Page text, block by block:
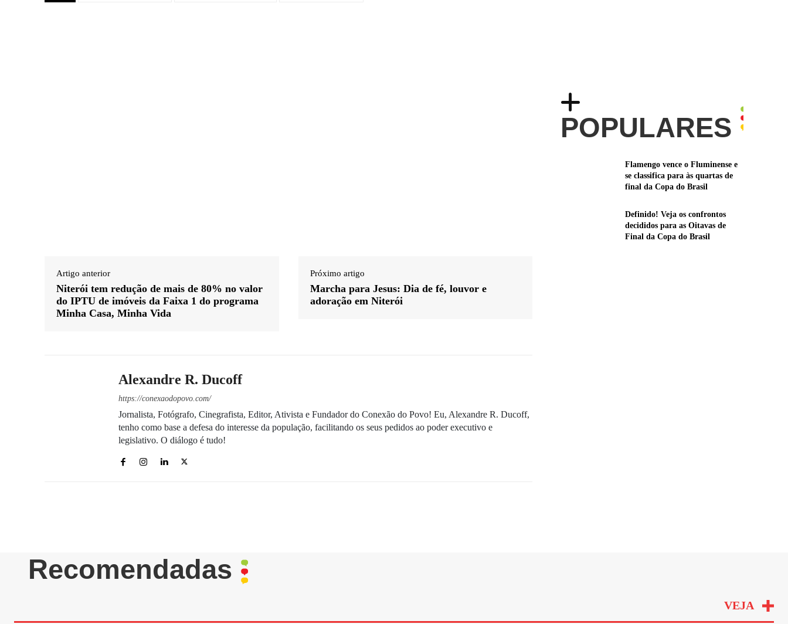
Artigo anterior
Niterói tem redução de mais de 80% no valor
do IPTU de imóveis da Faixa 1 do programa
Minha Casa, Minha Vida
Próximo artigo
Marcha para Jesus: Dia de fé, louvor e
adoração em Niterói
Alexandre R. Ducoff
https://conexaodopovo.com/
Jornalista, Fotógrafo, Cinegrafista, Editor, Ativista e Fundador do Conexão do Povo! Eu, Alexandre R. Ducoff,
tenho como base a defesa do interesse da população, facilitando os seus pedidos ao poder executivo e
legislativo. O diálogo é tudo!
POPULARES
Flamengo vence o Fluminense e
se classifica para às quartas de
final da Copa do Brasil
Definido! Veja os confrontos
decididos para as Oitavas de
Final da Copa do Brasil
Recomendadas
VEJA